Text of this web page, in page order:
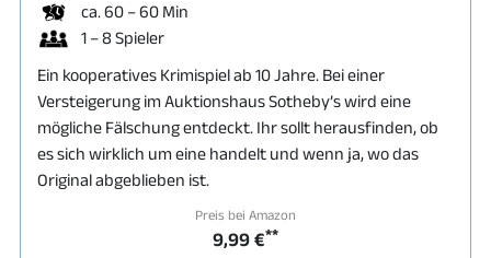
ca. 60 – 60 Min
1 – 8 Spieler
Ein kooperatives Krimispiel ab 10 Jahre. Bei einer
Versteigerung im Auktionshaus Sotheby’s wird eine
mögliche Fälschung entdeckt. Ihr sollt herausfinden, ob
es sich wirklich um eine handelt und wenn ja, wo das
Original abgeblieben ist.
Preis bei Amazon
9,99 €**